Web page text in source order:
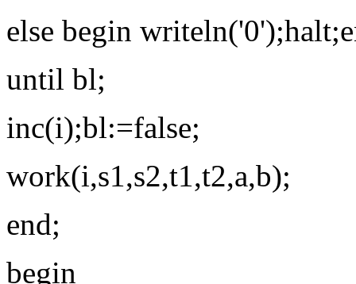
else begin
until bl;
inc(i);bl:=false;
work(i,s1,s2,t1,t2,a,b);
end;
begin